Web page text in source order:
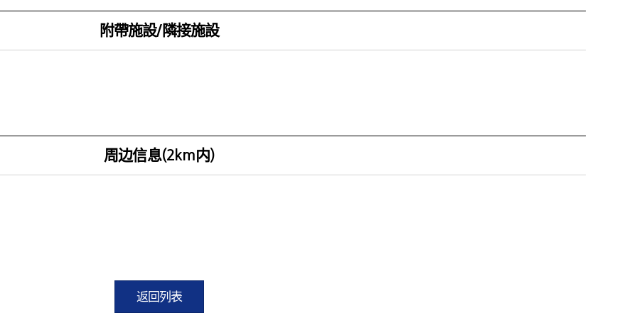
附帶施設/隣接施設
周边信息(2km内)
返回列表